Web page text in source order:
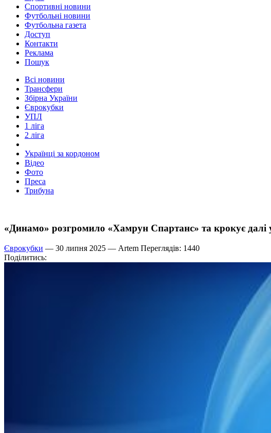
Спортивні новини
Футбольні новини
Футбольна газета
Доступ
Контакти
Реклама
Пошук
Всі новини
Трансфери
Збірна України
Єврокубки
УПЛ
1 ліга
2 ліга
Українці за кордоном
Відео
Фото
Преса
Трибуна
«Динамо» розгромило «Хамрун Спартанс» та крокує далі у
Єврокубки — 30 липня 2025 — Artem Переглядів: 1440
Поділитись: